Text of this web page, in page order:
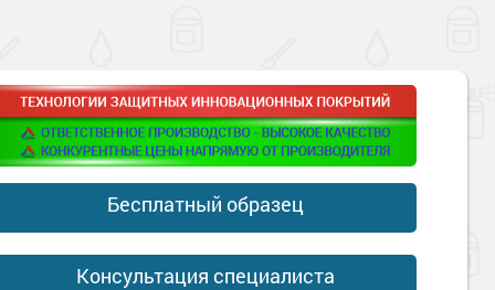
Бесплатный образец
Консультация специалиста